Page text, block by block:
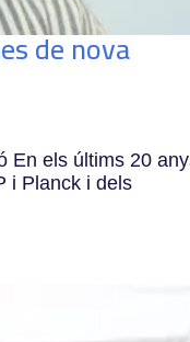
de nova
En els últims 20
i Planck i dels